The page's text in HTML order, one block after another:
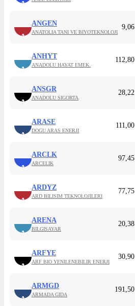
A
A
ANGEN
ANATOLIA TANI VE BIYOTEKNOLOJI
9,06
A
ANHYT
ANADOLU HAYAT EMEK.
112,80
A
ANSGR
ANADOLU SIGORTA
28,22
A
ARASE
DOGU ARAS ENERJI
111,00
A
ARCLK
ARCELIK
97,45
A
ARDYZ
ARD BILISIM TEKNOLOJILERI
77,75
A
ARENA
BILGISAYAR
20,38
A
ARFYE
ARF BIO YENILENEBILIR ENERJI
30,90
A
ARMGD
ARMADA GIDA
191,50